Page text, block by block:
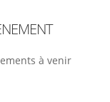
à venir